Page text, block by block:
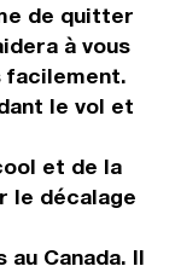
de quitter
à vous
facilement.
le vol et
et de la
le décalage
Canada. Il